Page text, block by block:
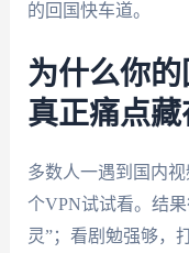
的回国快车道。
为什么你的
真正痛点
多数人一遇到国内
个VPN试试看。结
灵”；看剧勉强够，